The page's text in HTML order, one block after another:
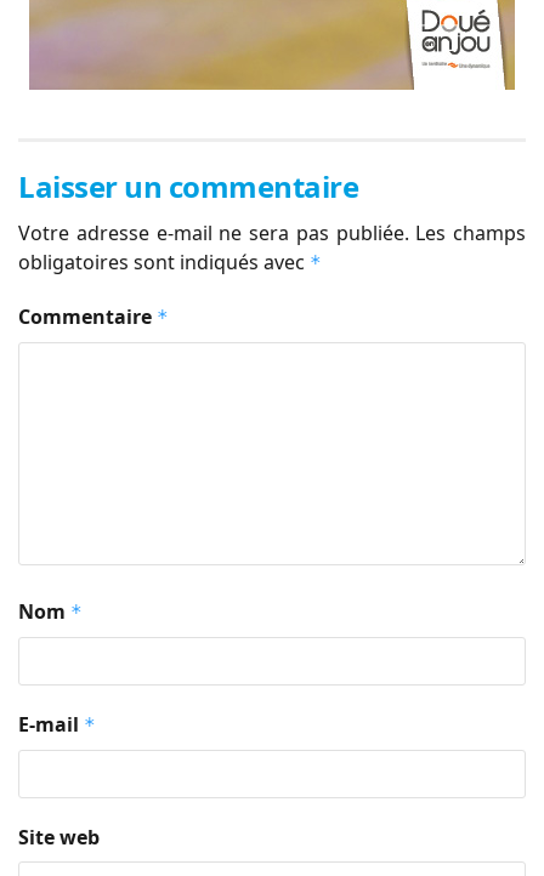
Laisser un commentaire
Votre adresse e-mail ne sera pas publiée. Les champs
obligatoires sont indiqués avec *
Commentaire *
Nom *
E-mail *
Site web